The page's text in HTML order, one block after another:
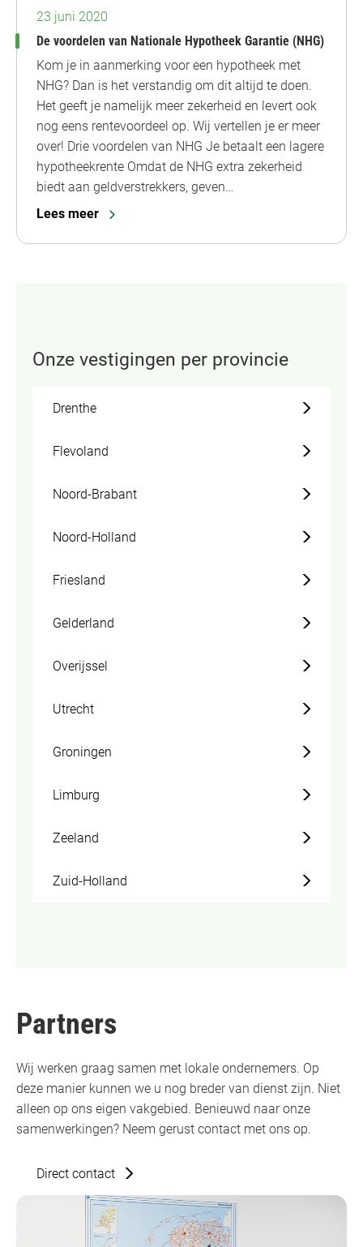
23 juni 2020
De voordelen van Nationale Hypotheek Garantie (NHG)
Kom je in aanmerking voor een hypotheek met
NHG? Dan is het verstandig om dit altijd te doen.
Het geeft je namelijk meer zekerheid en levert ook
nog eens rentevoordeel op. Wij vertellen je er meer
over! Drie voordelen van NHG Je betaalt een lagere
hypotheekrente Omdat de NHG extra zekerheid
biedt aan geldverstrekkers, geven…
Lees meer
Onze vestigingen per provincie
Drenthe
Flevoland
Noord-Brabant
Noord-Holland
Friesland
Gelderland
Overijssel
Utrecht
Groningen
Limburg
Zeeland
Zuid-Holland
Partners
Wij werken graag samen met lokale ondernemers. Op
deze manier kunnen we u nog breder van dienst zijn. Niet
alleen op ons eigen vakgebied. Benieuwd naar onze
samenwerkingen? Neem gerust contact met ons op.
Direct contact